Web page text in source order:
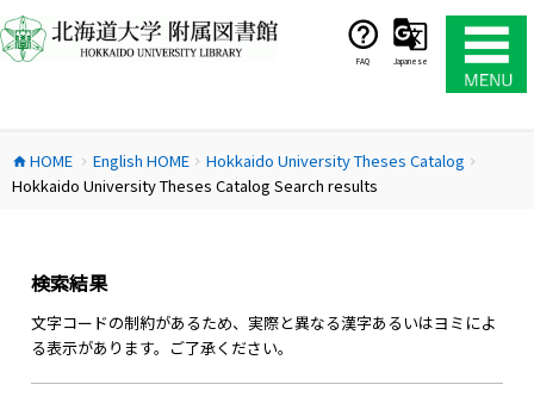
ン
テ
ス
キ
FAQ Japanese
home HOME chevron_right English HOMEchevron_right Hokkaido University Theses Catalog chevron_right
Hokkaido University Theses Catalog Search results
検索結果
文字コードの制約があるため、実際と異なる漢字あるいはヨミによ
る表示があります。ご了承ください。